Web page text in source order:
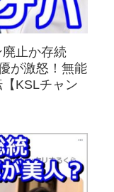
廃止か存続
が激怒！無能
KSLチャン